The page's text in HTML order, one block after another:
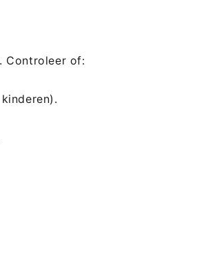
Controleer of: